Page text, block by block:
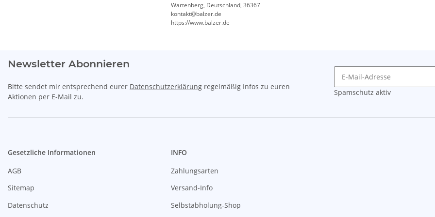
Wartenberg, Deutschland, 36367
kontakt@balzer.de
https://www.balzer.de
Newsletter Abonnieren
Bitte sendet mir entsprechend eurer Datenschutzerklärung regelmäßig Infos zu euren
Aktionen per E-Mail zu.
Spamschutz aktiv
Gesetzliche Informationen
AGB
Sitemap
Datenschutz
INFO
Zahlungsarten
Versand-Info
Selbstabholung-Shop